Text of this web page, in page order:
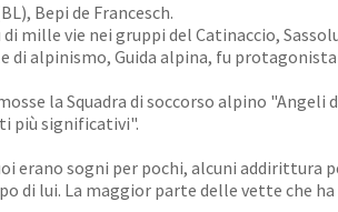
Bepi de Francesch.
mille vie nei gruppi del Catinaccio,
alpinismo, Guida alpina, fu
la Squadra di soccorso alpino "Angeli
più significativi".
erano sogni per pochi, alcuni addirittura
di lui. La maggior parte delle vette che